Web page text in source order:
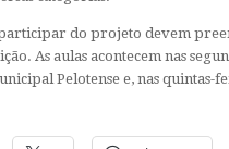
participar do projeto devem
As aulas acontecem nas
Pelotense e, nas quintas-